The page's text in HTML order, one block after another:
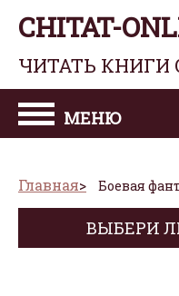
CHITAT-
ЧИТАТЬ КНИГИ
МЕНЮ
Главная Боевая
ВЫБЕРИ